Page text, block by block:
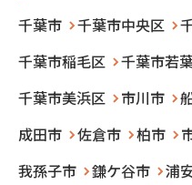
千葉市 千葉市中央区
千葉市稲毛区
千葉市若
千葉市美浜区
市川市
成田市
佐倉市 柏市
我孫子市
鎌ケ谷市 浦